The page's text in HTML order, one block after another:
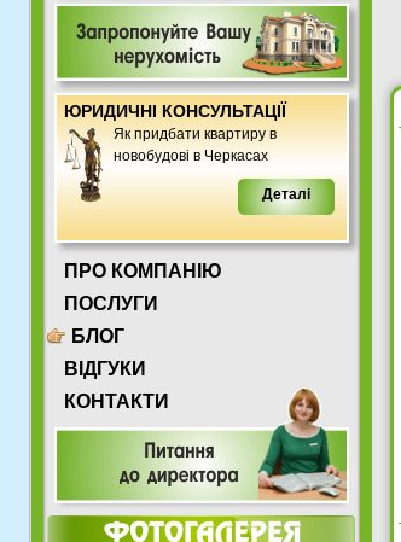
ЮРИДИЧНІ КОНСУЛЬТАЦІЇ
Як придбати квартиру в
новобудові в Черкасах
Деталі
ПРО КОМПАНІЮ
ПОСЛУГИ
БЛОГ
ВІДГУКИ
КОНТАКТИ